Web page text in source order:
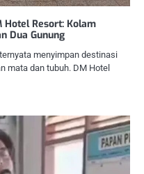
Resort: Kolam
Dua Gunung
menyimpan destinasi
mata dan tubuh. DM Hotel